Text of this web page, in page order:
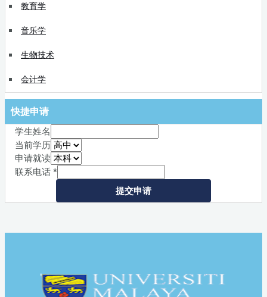
教育学
音乐学
生物技术
会计学
快捷申请
学生姓名
当前学历
申请就读
联系电话 *
提交申请